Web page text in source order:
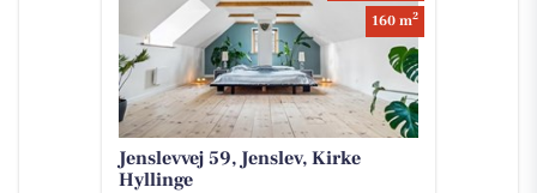
160 m2
Jenslevvej 59, Jenslev, Kirke
Hyllinge